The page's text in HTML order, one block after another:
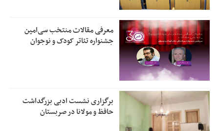
معرفی مقالات منتخب سی‌امین
جشنواره تئاتر کودک و نوجوان
برگزاری نشست ادبی بزرگداشت
حافظ و مولانا در صربستان